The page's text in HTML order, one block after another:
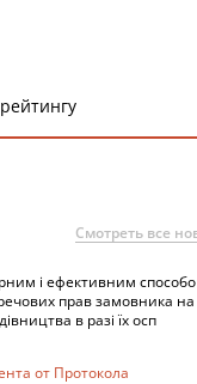
Смотреть все
і ефективним
прав замовника на
в разі їх осп
от Протокола